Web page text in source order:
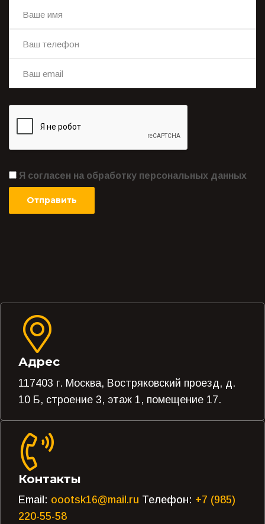
Я согласен на обработку персональных данных
Адрес
117403 г. Москва, Востряковский проезд, д.
10 Б, строение 3, этаж 1, помещение 17.
Контакты
Email: oootsk16@mail.ru Телефон: +7 (985)
220-55-58